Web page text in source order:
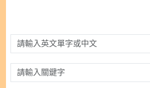
請輸入英文單字或中文
請輸入關鍵字